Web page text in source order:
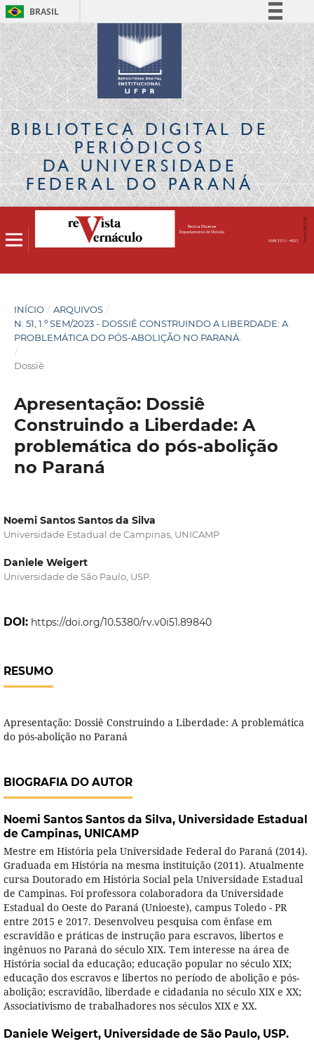
BRASIL
Simplifique!
Comunica BR
Participe
Acesso à informação
Legislação
Canais
BIBLIOTECA DIGITALDE
PERIÓDICOS
DA UNIVERSIDADE
FEDERAL DO PARANÁ
INÍCIO / ARQUIVOS /
N. 51, 1.º SEM/2023 - DOSSIÊ CONSTRUINDO A LIBERDADE: A
PROBLEMÁTICA DO PÓS-ABOLIÇÃO NO PARANÁ.
/
Dossiê
Apresentação: Dossiê
Construindo a Liberdade: A
problemática do pós-abolição
no Paraná
Noemi Santos Santos da Silva
Universidade Estadual de Campinas, UNICAMP
Daniele Weigert
Universidade de São Paulo, USP.
DOI: https://doi.org/10.5380/rv.v0i51.89840
RESUMO
Apresentação: Dossiê Construindo a Liberdade: A problemática
do pós-abolição no Paraná
BIOGRAFIA DO AUTOR
Noemi Santos Santos da Silva, Universidade Estadual
de Campinas, UNICAMP
Mestre em História pela Universidade Federal do Paraná (2014).
Graduada em História na mesma instituição (2011). Atualmente
cursa Doutorado em História Social pela Universidade Estadual
de Campinas. Foi professora colaboradora da Universidade
Estadual do Oeste do Paraná (Unioeste), campus Toledo - PR
entre 2015 e 2017. Desenvolveu pesquisa com ênfase em
escravidão e práticas de instrução para escravos, libertos e
ingênuos no Paraná do século XIX. Tem interesse na área de
História social da educação; educação popular no século XIX;
educação dos escravos e libertos no período de abolição e pós-
abolição; escravidão, liberdade e cidadania no século XIX e XX;
Associativismo de trabalhadores nos séculos XIX e XX.
Daniele Weigert, Universidade de São Paulo, USP.